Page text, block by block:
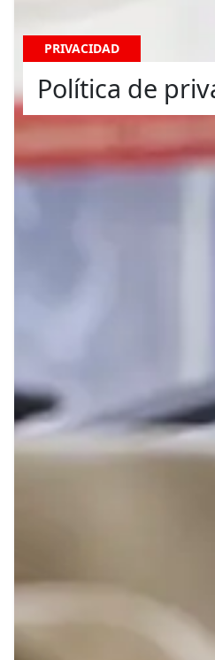
PRIVACIDAD
Política de